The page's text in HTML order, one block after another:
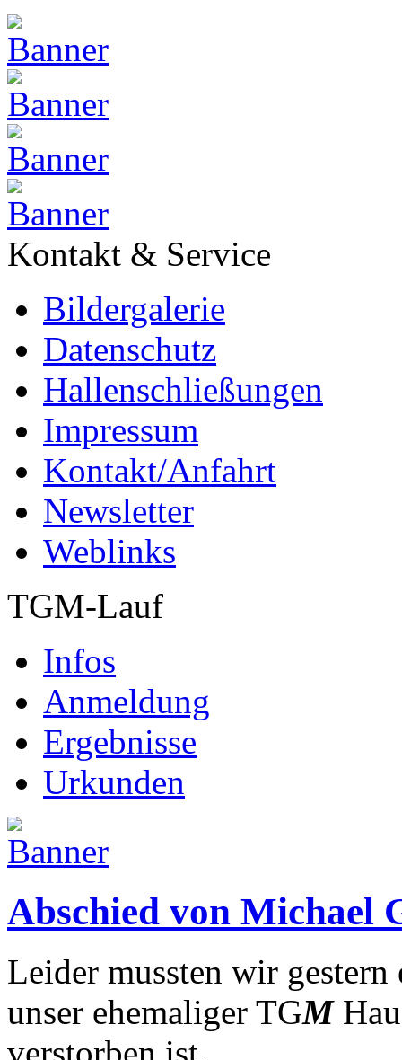
Kontakt & Service
Bildergalerie
Datenschutz
Hallenschließungen
Impressum
Kontakt/Anfahrt
Newsletter
Weblinks
TGM-Lauf
Infos
Anmeldung
Ergebnisse
Urkunden
Abschied von Michael
Leider mussten wir gestern
unser ehemaliger TGM
verstorben ist.